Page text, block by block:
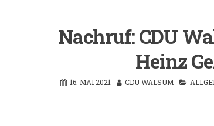
Nachruf: CDU
Heinz
16. MAI 2021 CDU WALSUM